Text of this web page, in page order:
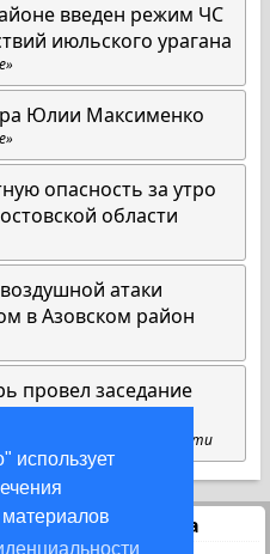
использует
введен режим ЧС
июльского урагана
Юлии Максименко
опасность за утро
области
атаки
в Азовском район
провел заседание
Ростовской области
Статистика